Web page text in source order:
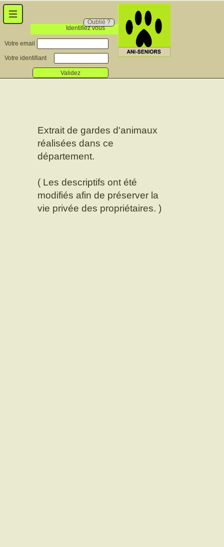
Identifiez vous
Oublié ?
Votre email
Votre identifiant
Validez
Extrait de gardes d'animaux
réalisées dans ce
département.
( Les descriptifs ont été
modifiés afin de préserver la
vie privée des propriétaires. )